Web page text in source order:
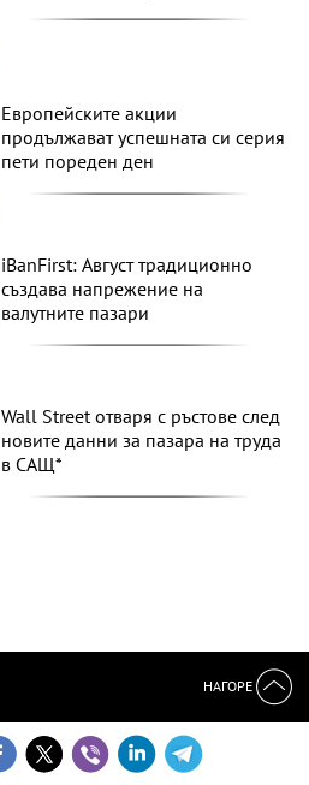
Европейските акции
продължават успешната си серия
пети пореден ден
iBanFirst: Август традиционно
създава напрежение на
валутните пазари
Wall Street отваря с ръстове след
новите данни за пазара на труда
в САЩ*
НАГОРЕ